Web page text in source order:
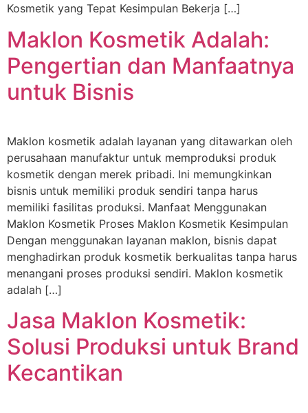
Kosmetik yang Tepat Kesimpulan Bekerja […]
Maklon Kosmetik Adalah:
Pengertian dan Manfaatnya
untuk Bisnis
Maklon kosmetik adalah layanan yang ditawarkan oleh
perusahaan manufaktur untuk memproduksi produk
kosmetik dengan merek pribadi. Ini memungkinkan
bisnis untuk memiliki produk sendiri tanpa harus
memiliki fasilitas produksi. Manfaat Menggunakan
Maklon Kosmetik Proses Maklon Kosmetik Kesimpulan
Dengan menggunakan layanan maklon, bisnis dapat
menghadirkan produk kosmetik berkualitas tanpa harus
menangani proses produksi sendiri. Maklon kosmetik
adalah […]
Jasa Maklon Kosmetik:
Solusi Produksi untuk Brand
Kecantikan